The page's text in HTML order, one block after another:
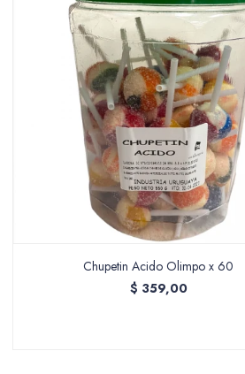
Chupetin Acido Olimpo x 60
$ 359,00